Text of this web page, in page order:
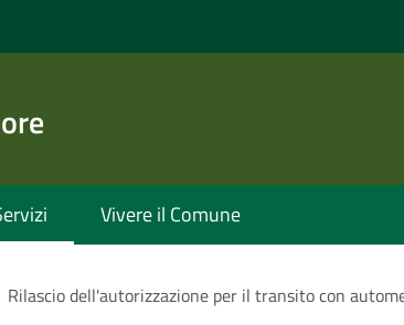
Vivere il Comune
Rilascio dell'autorizzazione per il transito con